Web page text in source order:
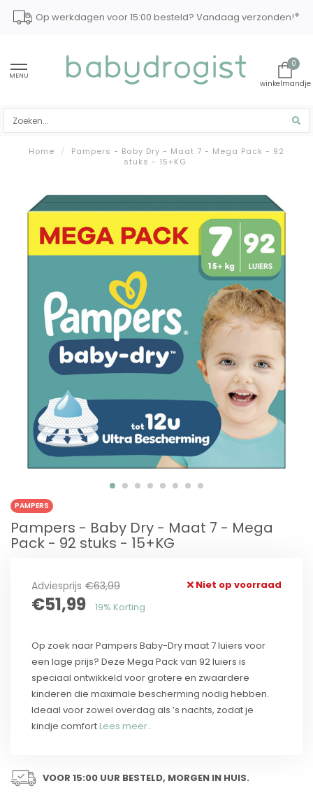
Op werkdagen voor 15:00 besteld? Vandaag verzonden!*
MENU
0
Home /
Pampers - Baby Dry - Maat 7 - Mega Pack - 92
stuks - 15+KG
PAMPERS
Pampers - Baby Dry - Maat 7 - Mega
Pack - 92 stuks - 15+KG
Adviesprijs €63,99
€51,99 19% Korting
Niet op voorraad
Op zoek naar Pampers Baby-Dry maat 7 luiers voor
een lage prijs? Deze Mega Pack van 92 luiers is
speciaal ontwikkeld voor grotere en zwaardere
kinderen die maximale bescherming nodig hebben.
Ideaal voor zowel overdag als ’s nachts, zodat je
kindje comfort Lees meer..
VOOR 15:00 UUR BESTELD, MORGEN IN HUIS.